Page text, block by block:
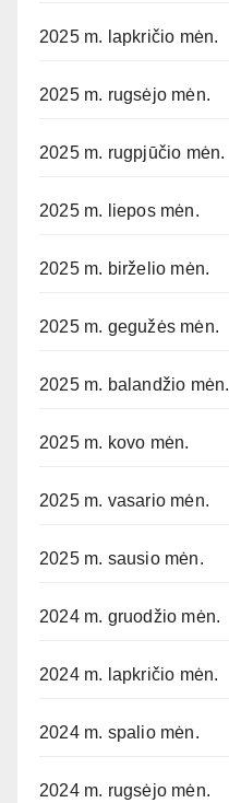
2025 m. lapkričio mėn.
2025 m. rugsėjo mėn.
2025 m. rugpjūčio mėn.
2025 m. liepos mėn.
2025 m. birželio mėn.
2025 m. gegužės mėn.
2025 m. balandžio mėn.
2025 m. kovo mėn.
2025 m. vasario mėn.
2025 m. sausio mėn.
2024 m. gruodžio mėn.
2024 m. lapkričio mėn.
2024 m. spalio mėn.
2024 m. rugsėjo mėn.